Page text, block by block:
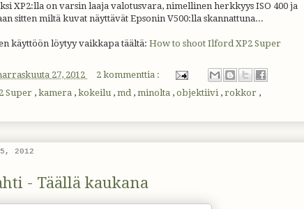
XP2:lla on varsin laaja valotusvara, nimellinen herkkyys ISO 400 ja
sitten miltä kuvat näyttävät Epsonin V500:lla skannattuna...
käyttöön löytyy vaikkapa täältä: How to shoot Ilford XP2 Super
27, 2012
2 kommenttia :
Super , kamera , kokeilu , md , minolta , objektiivi , rokkor ,
2012
- Täällä kaukana